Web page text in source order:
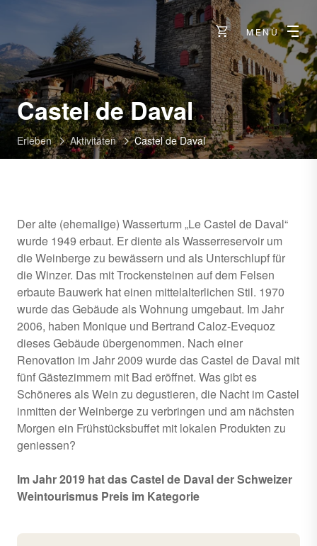
MENÜ
Castel de Daval
Erleben Aktivitäten Castel de Daval
Der alte (ehemalige) Wasserturm „Le Castel de Daval“
wurde 1949 erbaut. Er diente als Wasserreservoir um
die Weinberge zu bewässern und als Unterschlupf für
die Winzer. Das mit Trockensteinen auf dem Felsen
erbaute Bauwerk hat einen mittelalterlichen Stil. 1970
wurde das Gebäude als Wohnung umgebaut. Im Jahr
2006, haben Monique und Bertrand Caloz-Evequoz
dieses Gebäude übergenommen. Nach einer
Renovation im Jahr 2009 wurde das Castel de Daval mit
fünf Gästezimmern mit Bad eröffnet. Was gibt es
Schöneres als Wein zu degustieren, die Nacht im Castel
inmitten der Weinberge zu verbringen und am nächsten
Morgen ein Frühstücksbuffet mit lokalen Produkten zu
geniessen?
Im Jahr 2019 hat das Castel de Daval der Schweizer
Weintourismus Preis im Kategorie